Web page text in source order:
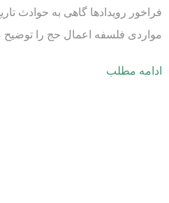
فراخور رویدادها گاهی به حوادث
مواردی فلسفه اعمال حج را
ادامه مطلب